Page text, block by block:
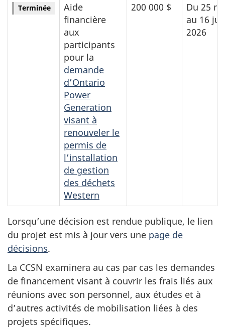
Terminée
Aide
financière
aux
participants
pour la
demande
d’Ontario
Power
Generation
visant à
renouveler le
permis de
l’installation
de gestion
des déchets
Western
200 000 $
Du 25
au 16
2026
Lorsqu’une décision est rendue publique, le lien
du projet est mis à jour vers une page de
décisions.
La CCSN examinera au cas par cas les demandes
de financement visant à couvrir les frais liés aux
réunions avec son personnel, aux études et à
d’autres activités de mobilisation liées à des
projets spécifiques.